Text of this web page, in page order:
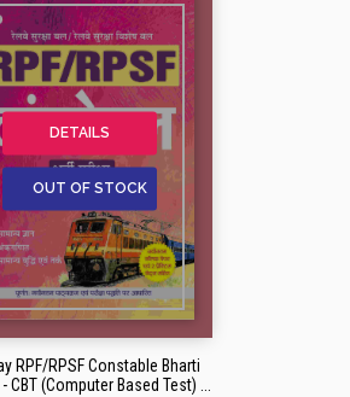
DETAILS
OUT OF STOCK
RPF/RPSF Constable Bharti
CBT (Computer Based Test) ...